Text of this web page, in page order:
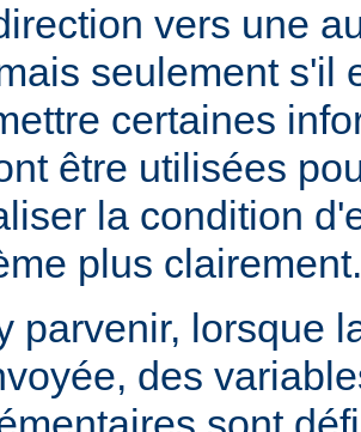
vers une
seulement s'il
certaines
être utilisées
la condition
plus clairement.
parvenir, lorsque
des